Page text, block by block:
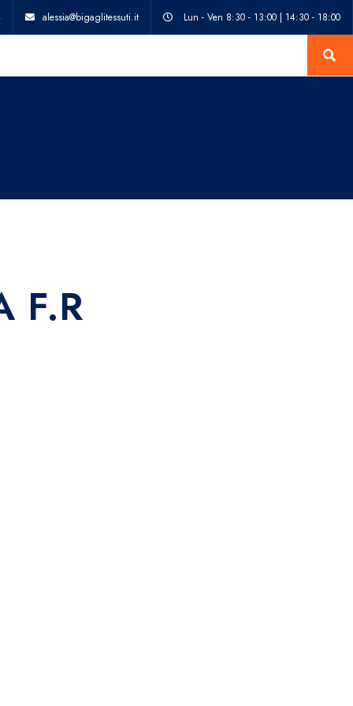
alessia@bigaglitessuti.it Lun - Ven 8:30 - 13:00 | 14:30 - 18:00
F.R